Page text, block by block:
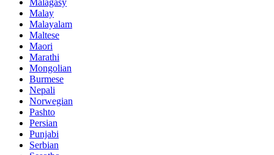
Malagasy
Malay
Malayalam
Maltese
Maori
Marathi
Mongolian
Burmese
Nepali
Norwegian
Pashto
Persian
Punjabi
Serbian